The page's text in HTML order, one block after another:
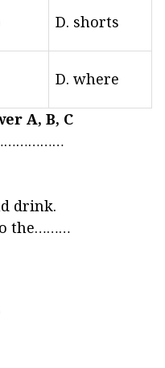
D. shorts
D. where
A, B, C
drink.
the………